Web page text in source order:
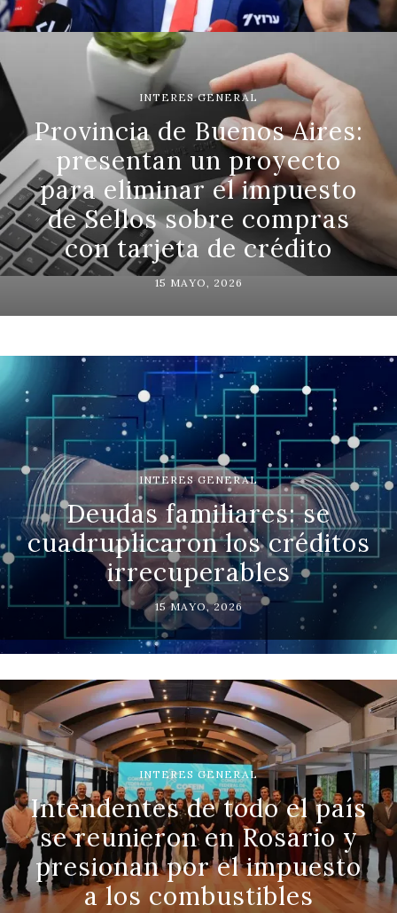
INTERES GENERAL
Provincia de Buenos Aires:
presentan un proyecto
para eliminar el impuesto
de Sellos sobre compras
con tarjeta de crédito
15 MAYO, 2026
INTERES GENERAL
Deudas familiares: se
cuadruplicaron los créditos
irrecuperables
15 MAYO, 2026
INTERES GENERAL
Intendentes de todo el país
se reunieron en Rosario y
presionan por el impuesto
a los combustibles